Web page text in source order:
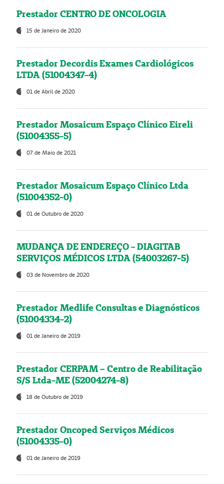
Prestador CENTRO DE ONCOLOGIA
15 de Janeiro de 2020
Prestador Decordis Exames Cardiológicos
LTDA (51004347-4)
01 de Abril de 2020
Prestador Mosaicum Espaço Clínico Eireli
(51004355-5)
07 de Maio de 2021
Prestador Mosaicum Espaço Clínico Ltda
(51004352-0)
01 de Outubro de 2020
MUDANÇA DE ENDEREÇO - DIAGITAB
SERVIÇOS MÉDICOS LTDA (54003267-5)
03 de Novembro de 2020
Prestador Medlife Consultas e Diagnósticos
(51004334-2)
01 de Janeiro de 2019
Prestador CERPAM – Centro de Reabilitação
S/S Ltda-ME (52004274-8)
18 de Outubro de 2019
Prestador Oncoped Serviços Médicos
(51004335-0)
01 de Janeiro de 2019